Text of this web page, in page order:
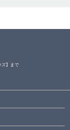
ズ】まで